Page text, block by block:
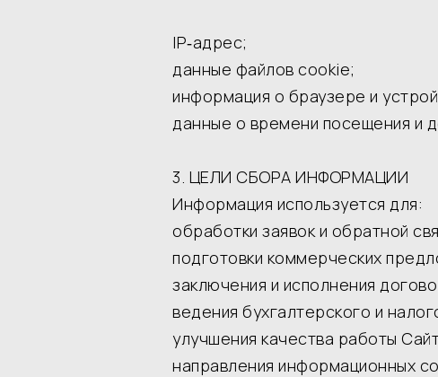
IP‑адрес;
данные файлов cookie;
информация о браузере и
данные о времени посещения и
3. ЦЕЛИ СБОРА ИНФОРМАЦИИ
Информация используется для:
обработки заявок и обратной
подготовки коммерческих
заключения и исполнения
ведения бухгалтерского и
улучшения качества работы
направления информационных